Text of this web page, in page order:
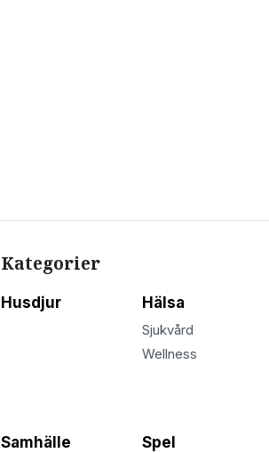
Kategorier
Husdjur Hälsa
Sjukvård
Wellness
Samhälle Spel